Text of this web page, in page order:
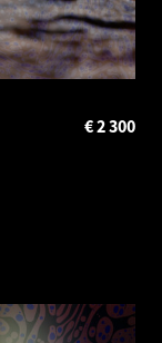
2 300
€